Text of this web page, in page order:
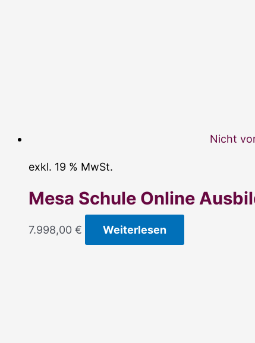
Nicht
exkl. 19 % MwSt.
Mesa Schule Online
7.998,00 € Weiterlesen